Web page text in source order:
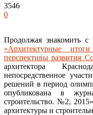
3546
0
Продолжая знакомить с
«Архитектурные
перспективы развития
архитектора
непосредственное
решений в период
опубликована в
строительство. №2,
архитектуры и